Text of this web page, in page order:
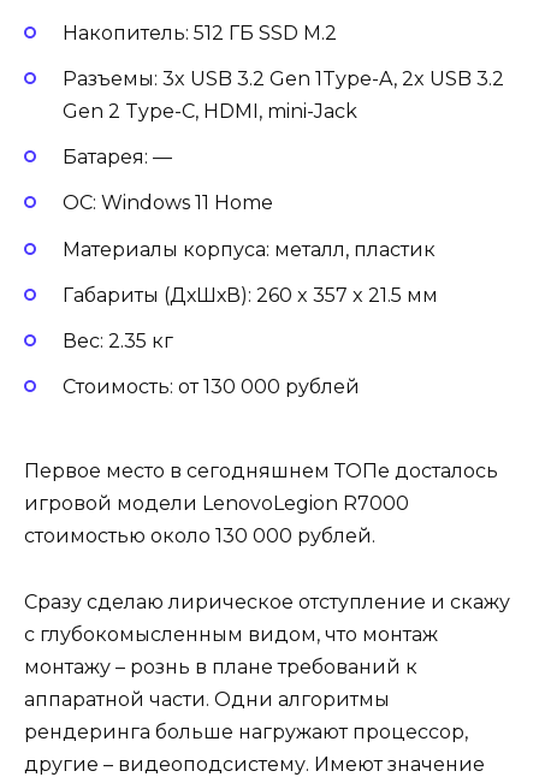
Накопитель: 512 ГБ SSD М.2
Разъемы: 3x USB 3.2 Gen 1Type-A, 2x USB 3.2
Gen 2 Type-C, HDMI, mini-Jack
Батарея: —
ОС: Windows 11 Home
Материалы корпуса: металл, пластик
Габариты (ДхШхВ): 260 x 357 x 21.5 мм
Вес: 2.35 кг
Стоимость: от 130 000 рублей
Первое место в сегодняшнем ТОПе досталось
игровой модели LenovoLegion R7000
стоимостью около 130 000 рублей.
Сразу сделаю лирическое отступление и скажу
с глубокомысленным видом, что монтаж
монтажу – рознь в плане требований к
аппаратной части. Одни алгоритмы
рендеринга больше нагружают процессор,
другие – видеоподсистему. Имеют значение